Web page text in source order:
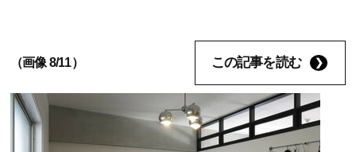
（画像 8/11） この記事を読む